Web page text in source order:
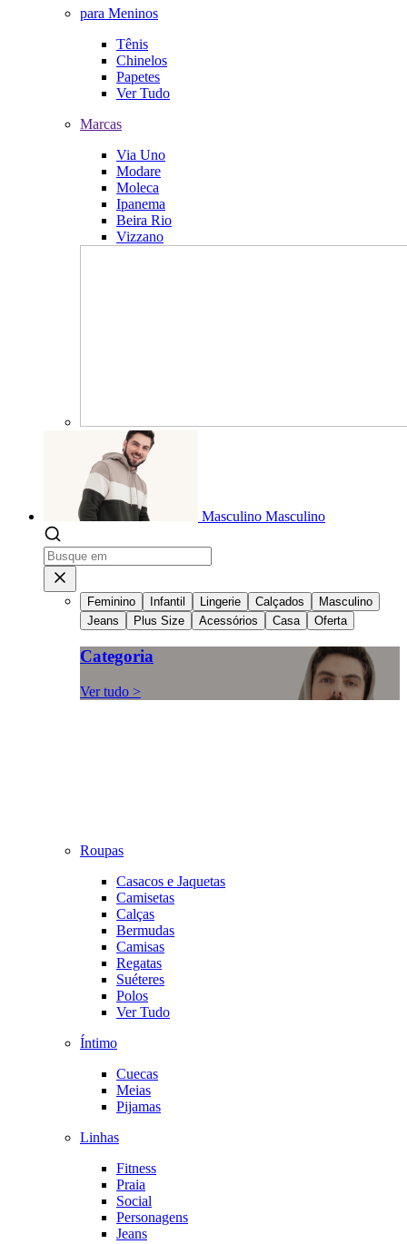
para Meninos
Tênis
Chinelos
Papetes
Ver Tudo
Marcas
Via Uno
Modare
Moleca
Ipanema
Beira Rio
Vizzano
Masculino Masculino
Feminino Infantil Lingerie Calçados
Masculino
Jeans
Plus Size Acessórios Casa Oferta
Categoria
Ver tudo >
Roupas
Casacos e Jaquetas
Camisetas
Calças
Bermudas
Camisas
Regatas
Suéteres
Polos
Ver Tudo
Íntimo
Cuecas
Meias
Pijamas
Linhas
Fitness
Praia
Social
Personagens
Jeans